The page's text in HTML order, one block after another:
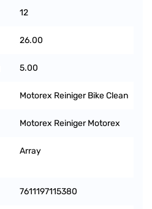
12
26.00
5.00
Motorex Reiniger Bike Clean
Motorex Reiniger Motorex
Array
7611197115380